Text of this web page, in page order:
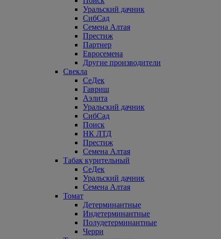
Уральский дачник
СибСад
Семена Алтая
Престиж
Партнер
Евросемена
Другие производители
Свекла
СеДек
Гавриш
Аэлита
Уральский дачник
СибСад
Поиск
НК ЛТД
Престиж
Семена Алтая
Табак курительный
СеДек
Уральский дачник
Семена Алтая
Томат
Детерминантные
Индетерминантные
Полудетерминантные
Черри